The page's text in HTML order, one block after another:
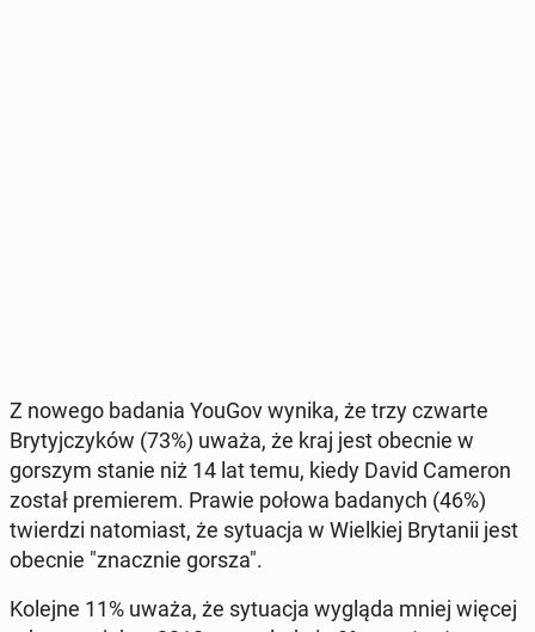
Z nowego badania YouGov wynika, że ​​trzy czwarte
Bry­tyj­czy­ków (73%) uważa, że kraj jest obecnie w
gorszym stanie niż 14 lat temu, kiedy David Cameron
został pre­mie­rem. Prawie połowa ba­da­nych (46%)
twier­dzi na­to­miast, że sy­tu­acja w Wiel­kiej Bry­ta­nii jest
obecnie "znacz­nie gorsza".
Kolejne 11% uważa, że ​​sy­tu­acja wygląda mniej więcej